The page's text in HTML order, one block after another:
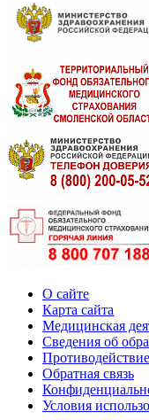
О сайте
Карта сайта
Медицинская
Сведения об
Обратная связь
Условия